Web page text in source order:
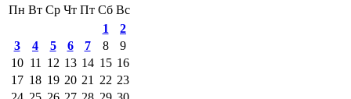
Пн Вт Ср Чт Пт Сб Вс
1
2
3
4 5 6 7 8
9
10 11 12 13 14 15 16
17 18 19 20 21 22 23